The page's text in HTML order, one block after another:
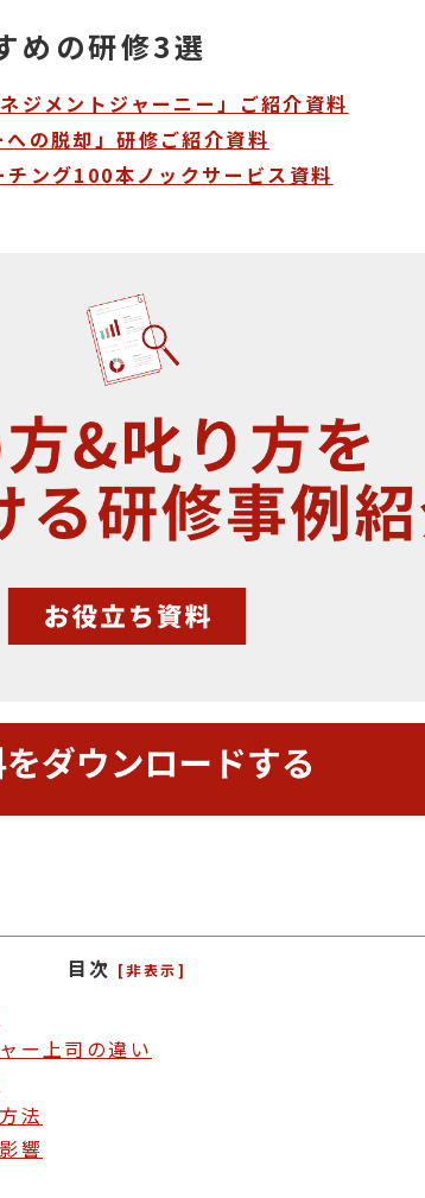
めの研修3選
ジメントジャーニー」ご紹介資料
への脱却」研修ご紹介資料
ング100本ノックサービス資料
目次 [非表示]
ー上司の違い
法
響